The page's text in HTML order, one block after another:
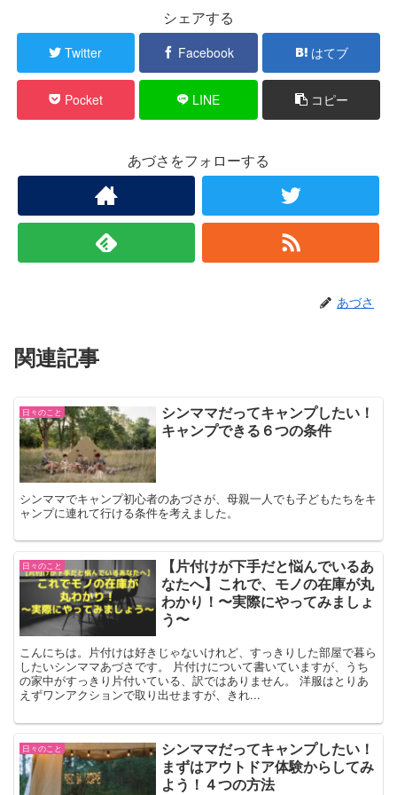
シェアする
Twitter Facebook はてブ
Pocket LINE コピー
あづさをフォローする
あづさ
関連記事
日々のこと
シンママだってキャンプしたい！
キャンプできる６つの条件
シンママでキャンプ初心者のあづさが、母親一人でも子どもたちをキ
ャンプに連れて行ける条件を考えました。
日々のこと
【片付けが下手だと悩んでいるあ
なたへ】これで、モノの在庫が丸
わかり！〜実際にやってみましょ
う〜
こんにちは。片付けは好きじゃないけれど、すっきりした部屋で暮ら
したいシンママあづさです。 片付けについて書いていますが、うち
の家中がすっきり片付いている、訳ではありません。 洋服はとりあ
えずワンアクションで取り出せますが、きれ...
日々のこと
シンママだってキャンプしたい！
まずはアウトドア体験からしてみ
よう！４つの方法